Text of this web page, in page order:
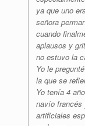
ya que uno
señora
cuando
aplausos y
no estuvo la
Yo le
la que se
Yo tenía 4
navío francés
artificiales